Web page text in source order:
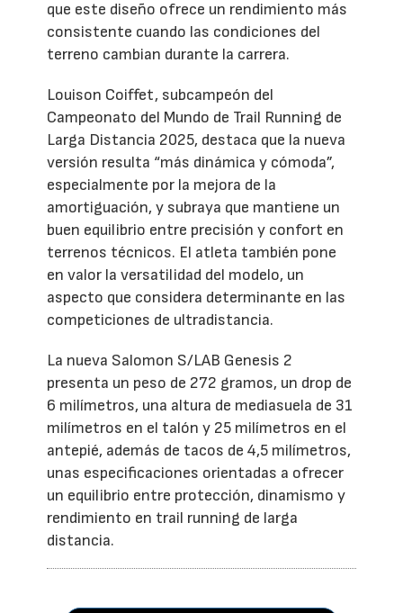
que este diseño ofrece un rendimiento más
consistente cuando las condiciones del
terreno cambian durante la carrera.
Louison Coiffet, subcampeón del
Campeonato del Mundo de Trail Running de
Larga Distancia 2025, destaca que la nueva
versión resulta “más dinámica y cómoda”,
especialmente por la mejora de la
amortiguación, y subraya que mantiene un
buen equilibrio entre precisión y confort en
terrenos técnicos. El atleta también pone
en valor la versatilidad del modelo, un
aspecto que considera determinante en las
competiciones de ultradistancia.
La nueva Salomon S/LAB Genesis 2
presenta un peso de 272 gramos, un drop de
6 milímetros, una altura de mediasuela de 31
milímetros en el talón y 25 milímetros en el
antepié, además de tacos de 4,5 milímetros,
unas especificaciones orientadas a ofrecer
un equilibrio entre protección, dinamismo y
rendimiento en trail running de larga
distancia.